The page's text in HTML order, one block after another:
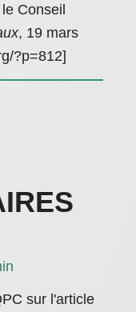
le Conseil
, 19 mars
?p=812]
sur l'article